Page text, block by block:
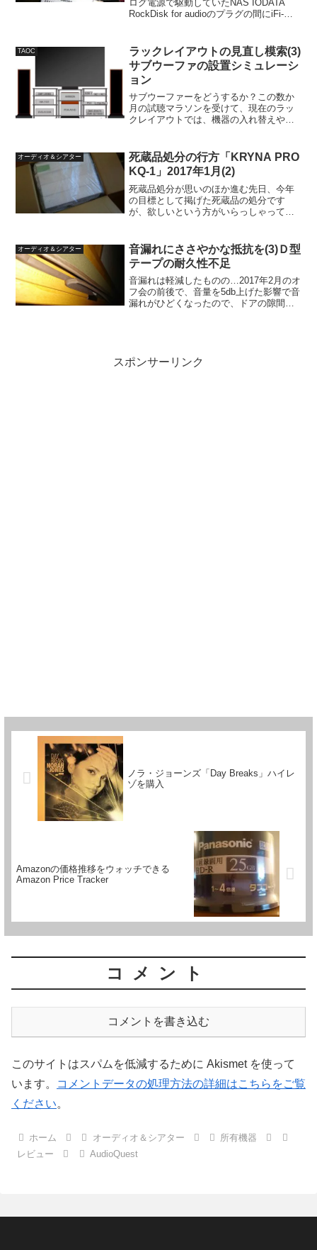
ログ電源で駆動していたNAS IODATA
RockDisk for audioのプラグの間にiFi-
って、面...
TAOC
ラックレイアウトの見直し模索(3)
サブウーファの設置シミュレーシ
ョン
サブウーファーをどうするか？この数か
月の試聴マラソンを受けて、現在のラッ
クレイアウトでは、機器の入れ替えやケ
レイアウトに絞ってシミュレートを始め
ました。ラックのタイプに...
オーディオ＆シアター
死蔵品処分の行方「KRYNA PRO
KQ-1」2017年1月(2)
死蔵品処分が思いのほか進む先日、今年
の目標として掲げた死蔵品の処分です
が、欲しいという方がいらっしゃって思
PRO KQ-1について引取りの申し出をい
ただきました。私...
オーディオ＆シアター
音漏れにささやかな抵抗を(3)Ｄ型
テープの耐久性不足
音漏れは軽減したものの…2017年2月のオ
フ会の前後で、音量を5db上げた影響で音
漏れがひどくなったので、ドアの隙間に
スポンサーリンク
ノラ・ジョーンズ「Day Breaks」ハイレ
ゾを購入
Amazonの価格推移をウォッチできる
Amazon Price Tracker
コメント
コメントを書き込む
このサイトはスパムを低減するために Akismet を使って
います。
コメントデータの処理方法の詳細はこちらをご覧
ください。
ホーム オーディオ＆シアター
所有機器
レビュー
AudioQuest